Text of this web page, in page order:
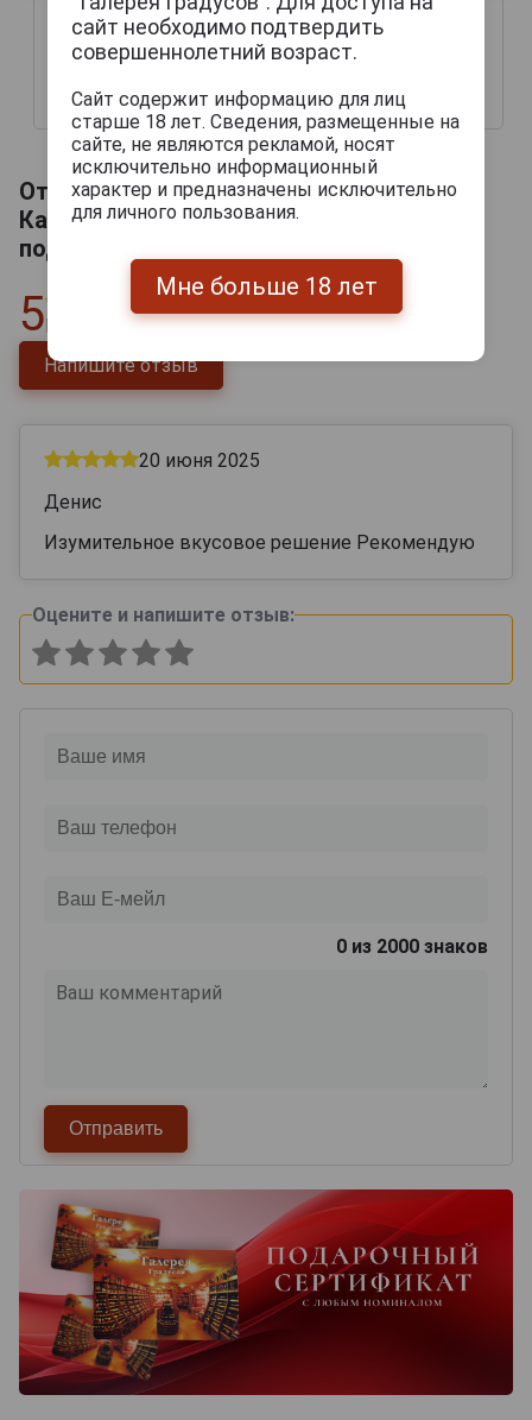
42 444 руб. 51 069 руб.
Отзывы на Calvados Roger Groult 8 ans
Кальвадос Роже Груль 8 лет 0.7л в
подарочной упаковке
5
отзыв
Напишите отзыв
20 июня 2025
Денис
Изумительное вкусовое решение Рекомендую
Оцените и напишите отзыв:
0 из 2000 знаков
сайт необходимо подтвердить
совершеннолетний возраст.
Сайт содержит информацию для лиц
старше 18 лет. Сведения, размещенные на
сайте, не являются рекламой, носят
исключительно информационный
характер и предназначены исключительно
для личного пользования.
Мне больше 18 лет